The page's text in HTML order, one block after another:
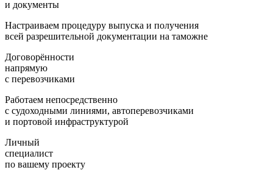
и документы
Настраиваем процедуру выпуска и получения
всей разрешительной документации на таможне
Договорённости
напрямую
с перевозчиками
Работаем непосредственно
с судоходными линиями, автоперевозчиками
и портовой инфраструктурой
Личный
специалист
по вашему проекту